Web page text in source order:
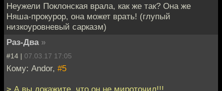
Неужели Поклонская врала, как же так? Она же
Няша-прокурор, она может врать! (глупый
низкоуровневый сарказм)
Раз-Два »
#14 | 07.03.17 17:05
Кому: Andor, #5
> А вы докажите, что он не мироточил!!!